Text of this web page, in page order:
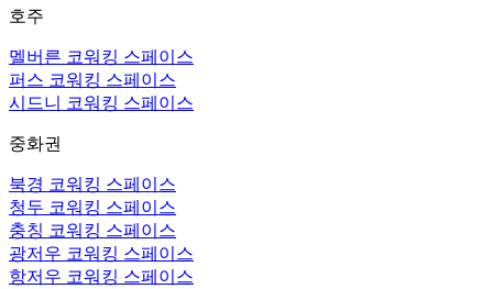
호주
멜버른 코워킹 스페이스
퍼스 코워킹 스페이스
시드니 코워킹 스페이스
중화권
북경 코워킹 스페이스
청두 코워킹 스페이스
충칭 코워킹 스페이스
광저우 코워킹 스페이스
항저우 코워킹 스페이스